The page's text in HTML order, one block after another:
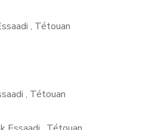
, Tétouan
, Tétouan